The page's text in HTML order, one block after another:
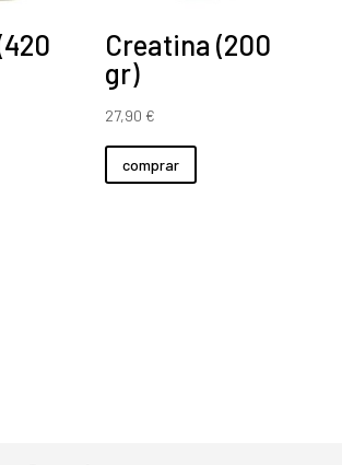
Creatina (200
gr)
27,90 €
comprar